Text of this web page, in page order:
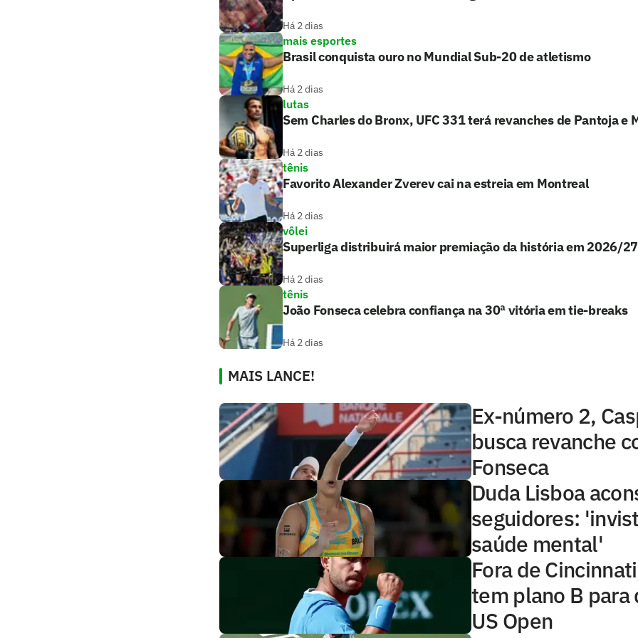
Há 2 dias
mais esportes
Brasil conquista ouro no Mundial Sub-20 de atletismo
Há 2 dias
lutas
Sem Charles do Bronx, UFC 331 terá revanches de Pantoja e
Há 2 dias
tênis
Favorito Alexander Zverev cai na estreia em Montreal
Há 2 dias
vôlei
Superliga distribuirá maior premiação da história em 2026/27
Há 2 dias
tênis
João Fonseca celebra confiança na 30ª vitória em tie-breaks
Há 2 dias
MAIS LANCE!
Ex-número 2,
busca revanche
Fonseca
Duda Lisboa
seguidores:
saúde mental'
Fora de
tem plano B para
US Open